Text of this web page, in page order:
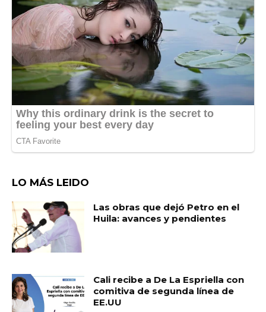
LO MÁS LEIDO
Las obras que dejó Petro en el
Huila: avances y pendientes
Cali recibe a De La Espriella con
comitiva de segunda línea de
EE.UU